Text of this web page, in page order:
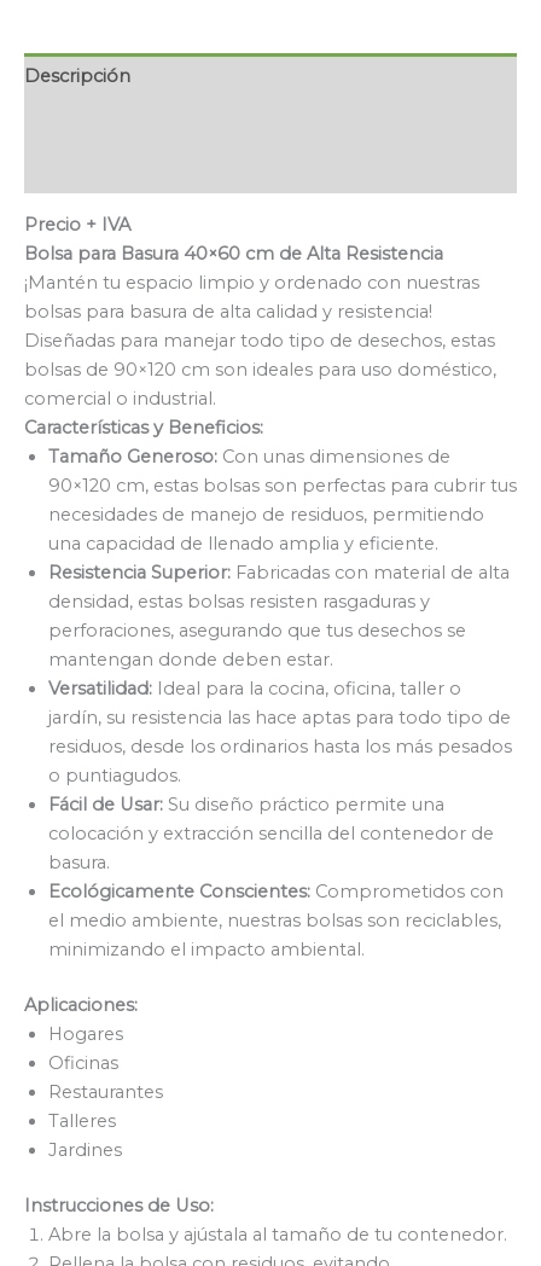
Descripción
Precio + IVA
Bolsa para Basura 40×60 cm de Alta Resistencia
¡Mantén tu espacio limpio y ordenado con nuestras
bolsas para basura de alta calidad y resistencia!
Diseñadas para manejar todo tipo de desechos, estas
bolsas de 90×120 cm son ideales para uso doméstico,
comercial o industrial.
Características y Beneficios:
Tamaño Generoso: Con unas dimensiones de
90×120 cm, estas bolsas son perfectas para cubrir tus
necesidades de manejo de residuos, permitiendo
una capacidad de llenado amplia y eficiente.
Resistencia Superior: Fabricadas con material de alta
densidad, estas bolsas resisten rasgaduras y
perforaciones, asegurando que tus desechos se
mantengan donde deben estar.
Versatilidad: Ideal para la cocina, oficina, taller o
jardín, su resistencia las hace aptas para todo tipo de
residuos, desde los ordinarios hasta los más pesados
o puntiagudos.
Fácil de Usar: Su diseño práctico permite una
colocación y extracción sencilla del contenedor de
basura.
Ecológicamente Conscientes: Comprometidos con
el medio ambiente, nuestras bolsas son reciclables,
minimizando el impacto ambiental.
Aplicaciones:
Hogares
Oficinas
Restaurantes
Talleres
Jardines
Instrucciones de Uso:
Abre la bolsa y ajústala al tamaño de tu contenedor.